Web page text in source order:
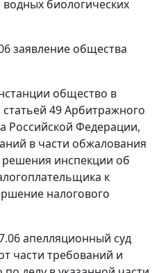
биологических
заявление общества
общество в
статьей 49Арбитражного
Российской Федерации,
в части обжалования
решения инспекции об
к
налогового
апелляционный суд
части требований и